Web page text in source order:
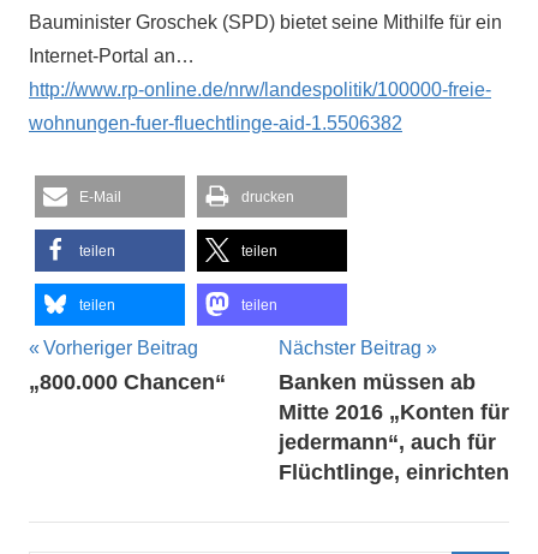
Bauminister Groschek (SPD) bietet seine Mithilfe für ein
Internet-Portal an…
http://www.rp-online.de/nrw/landespolitik/100000-freie-
wohnungen-fuer-fluechtlinge-aid-1.5506382
E-Mail drucken
teilen teilen
teilen teilen
Beitragsnavigation
Vorheriger Beitrag
„800.000 Chancen“
Nächster Beitrag
Banken müssen ab
Mitte 2016 „Konten für
jedermann“, auch für
Flüchtlinge, einrichten